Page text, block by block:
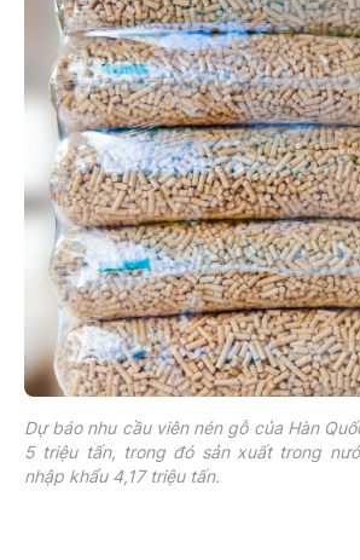
Dự báo nhu cầu viên nén gỗ của Hàn
5 triệu tấn, trong đó sản xuất trong
nhập khẩu 4,17 triệu tấn.